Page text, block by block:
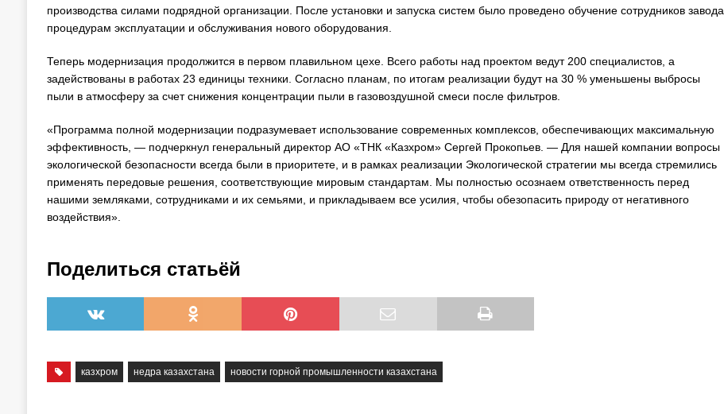
производства силами подрядной организации. После установки и запуска систем было проведено обучение сотрудников завода
процедурам эксплуатации и обслуживания нового оборудования.
Теперь модернизация продолжится в первом плавильном цехе. Всего работы над проектом ведут 200 специалистов, а
задействованы в работах 23 единицы техники. Согласно планам, по итогам реализации будут на 30 % уменьшены выбросы
пыли в атмосферу за счет снижения концентрации пыли в газовоздушной смеси после фильтров.
«Программа полной модернизации подразумевает использование современных комплексов, обеспечивающих максимальную
эффективность, — подчеркнул генеральный директор АО «ТНК «Казхром» Сергей Прокопьев. — Для нашей компании вопросы
экологической безопасности всегда были в приоритете, и в рамках реализации Экологической стратегии мы всегда стремились
применять передовые решения, соответствующие мировым стандартам. Мы полностью осознаем ответственность перед
нашими земляками, сотрудниками и их семьями, и прикладываем все усилия, чтобы обезопасить природу от негативного
воздействия».
Поделиться статьёй
казхром недра казахстана новости горной промышленности казахстана